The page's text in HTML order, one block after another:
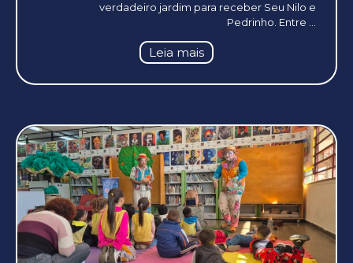
verdadeiro jardim para receber Seu Nilo e
Pedrinho. Entre ...
Leia mais